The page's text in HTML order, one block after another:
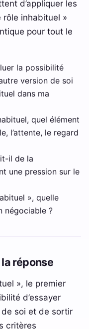
d’appliquer les
rôle inhabituel »
pour tout le
la possibilité
version de soi
dans ma
quel élément
l’attente, le regard
il de la
une pression sur le
», quelle
négociable ?
réponse
», le premier
d’essayer
soi et de sortir
critères